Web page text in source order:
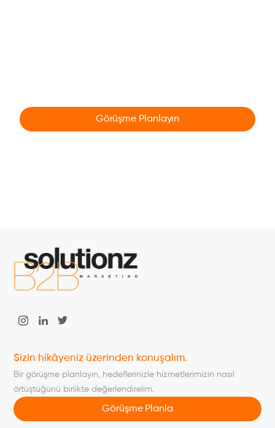
Görüşme Planlayın
Sizin hikâyeniz üzerinden konuşalım.
Bir görüşme planlayın, hedeflerinizle hizmetlerimizin nasıl
örtüştüğünü birlikte değerlendirelim.
Görüşme Planla